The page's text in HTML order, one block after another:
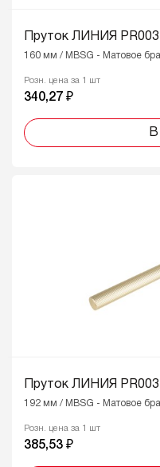
Пруток ЛИНИЯ
160 мм / MBSG - Матовое
Розн. цена за 1 шт
340,27 ₽
В
Пруток ЛИНИЯ
192 мм / MBSG - Матовое
Розн. цена за 1 шт
385,53 ₽